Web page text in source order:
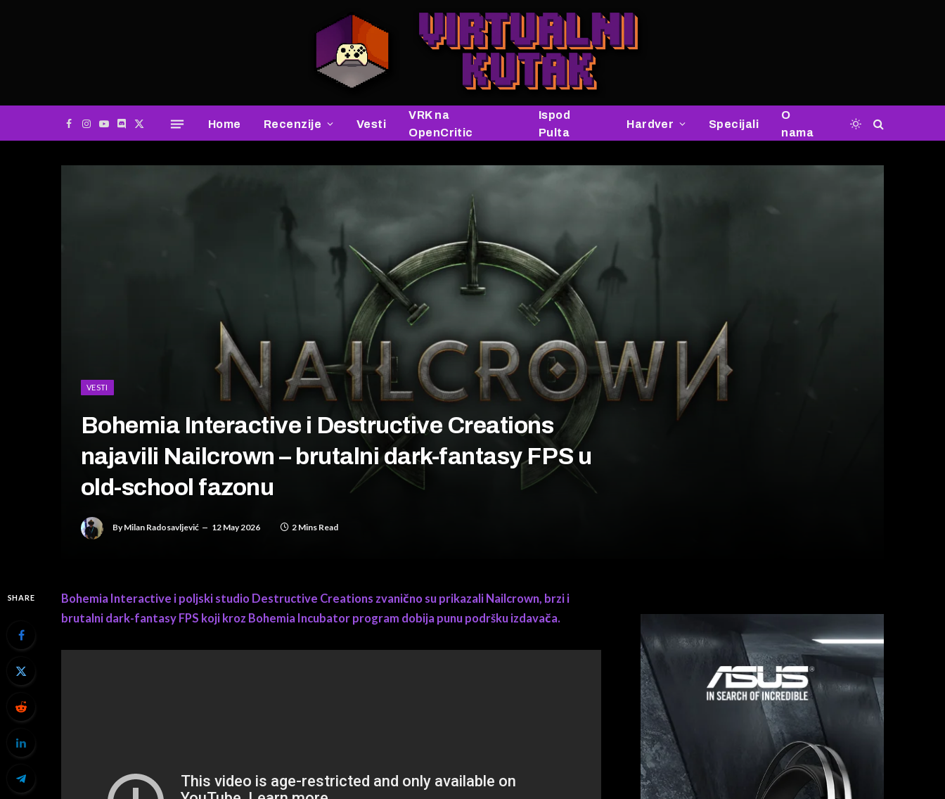
Facebook
Instagram
YouTube
Discord
X
Home Recenzije Vesti
VRK na
OpenCritic
Ispod
Pulta
Hardver Specijali
O
nama
VESTI
Bohemia Interactive i Destructive Creations
najavili Nailcrown – brutalni dark-fantasy FPS u
old-school fazonu
By Milan Radosavljević 12 May 2026 2 Mins Read
SHARE
Bohemia Interactive i poljski studio Destructive Creations zvanično su prikazali Nailcrown, brzi i
brutalni dark-fantasy FPS koji kroz Bohemia Incubator program dobija punu podršku izdavača.